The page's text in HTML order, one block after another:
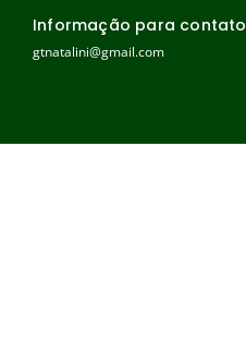
Informação para contato
gtnatalini@gmail.com